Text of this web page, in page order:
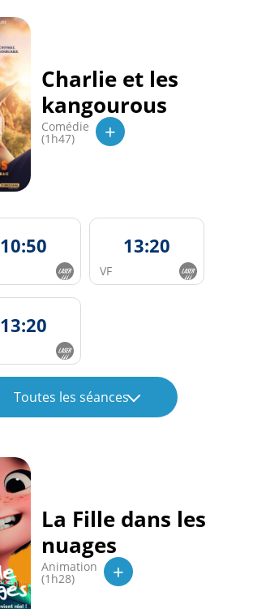
Charlie et les
kangourous
Comédie
(1h47) +
10:50 13:20
VF
13:20
Toutes les séances
La Fille dans les
nuages
Animation
(1h28) +